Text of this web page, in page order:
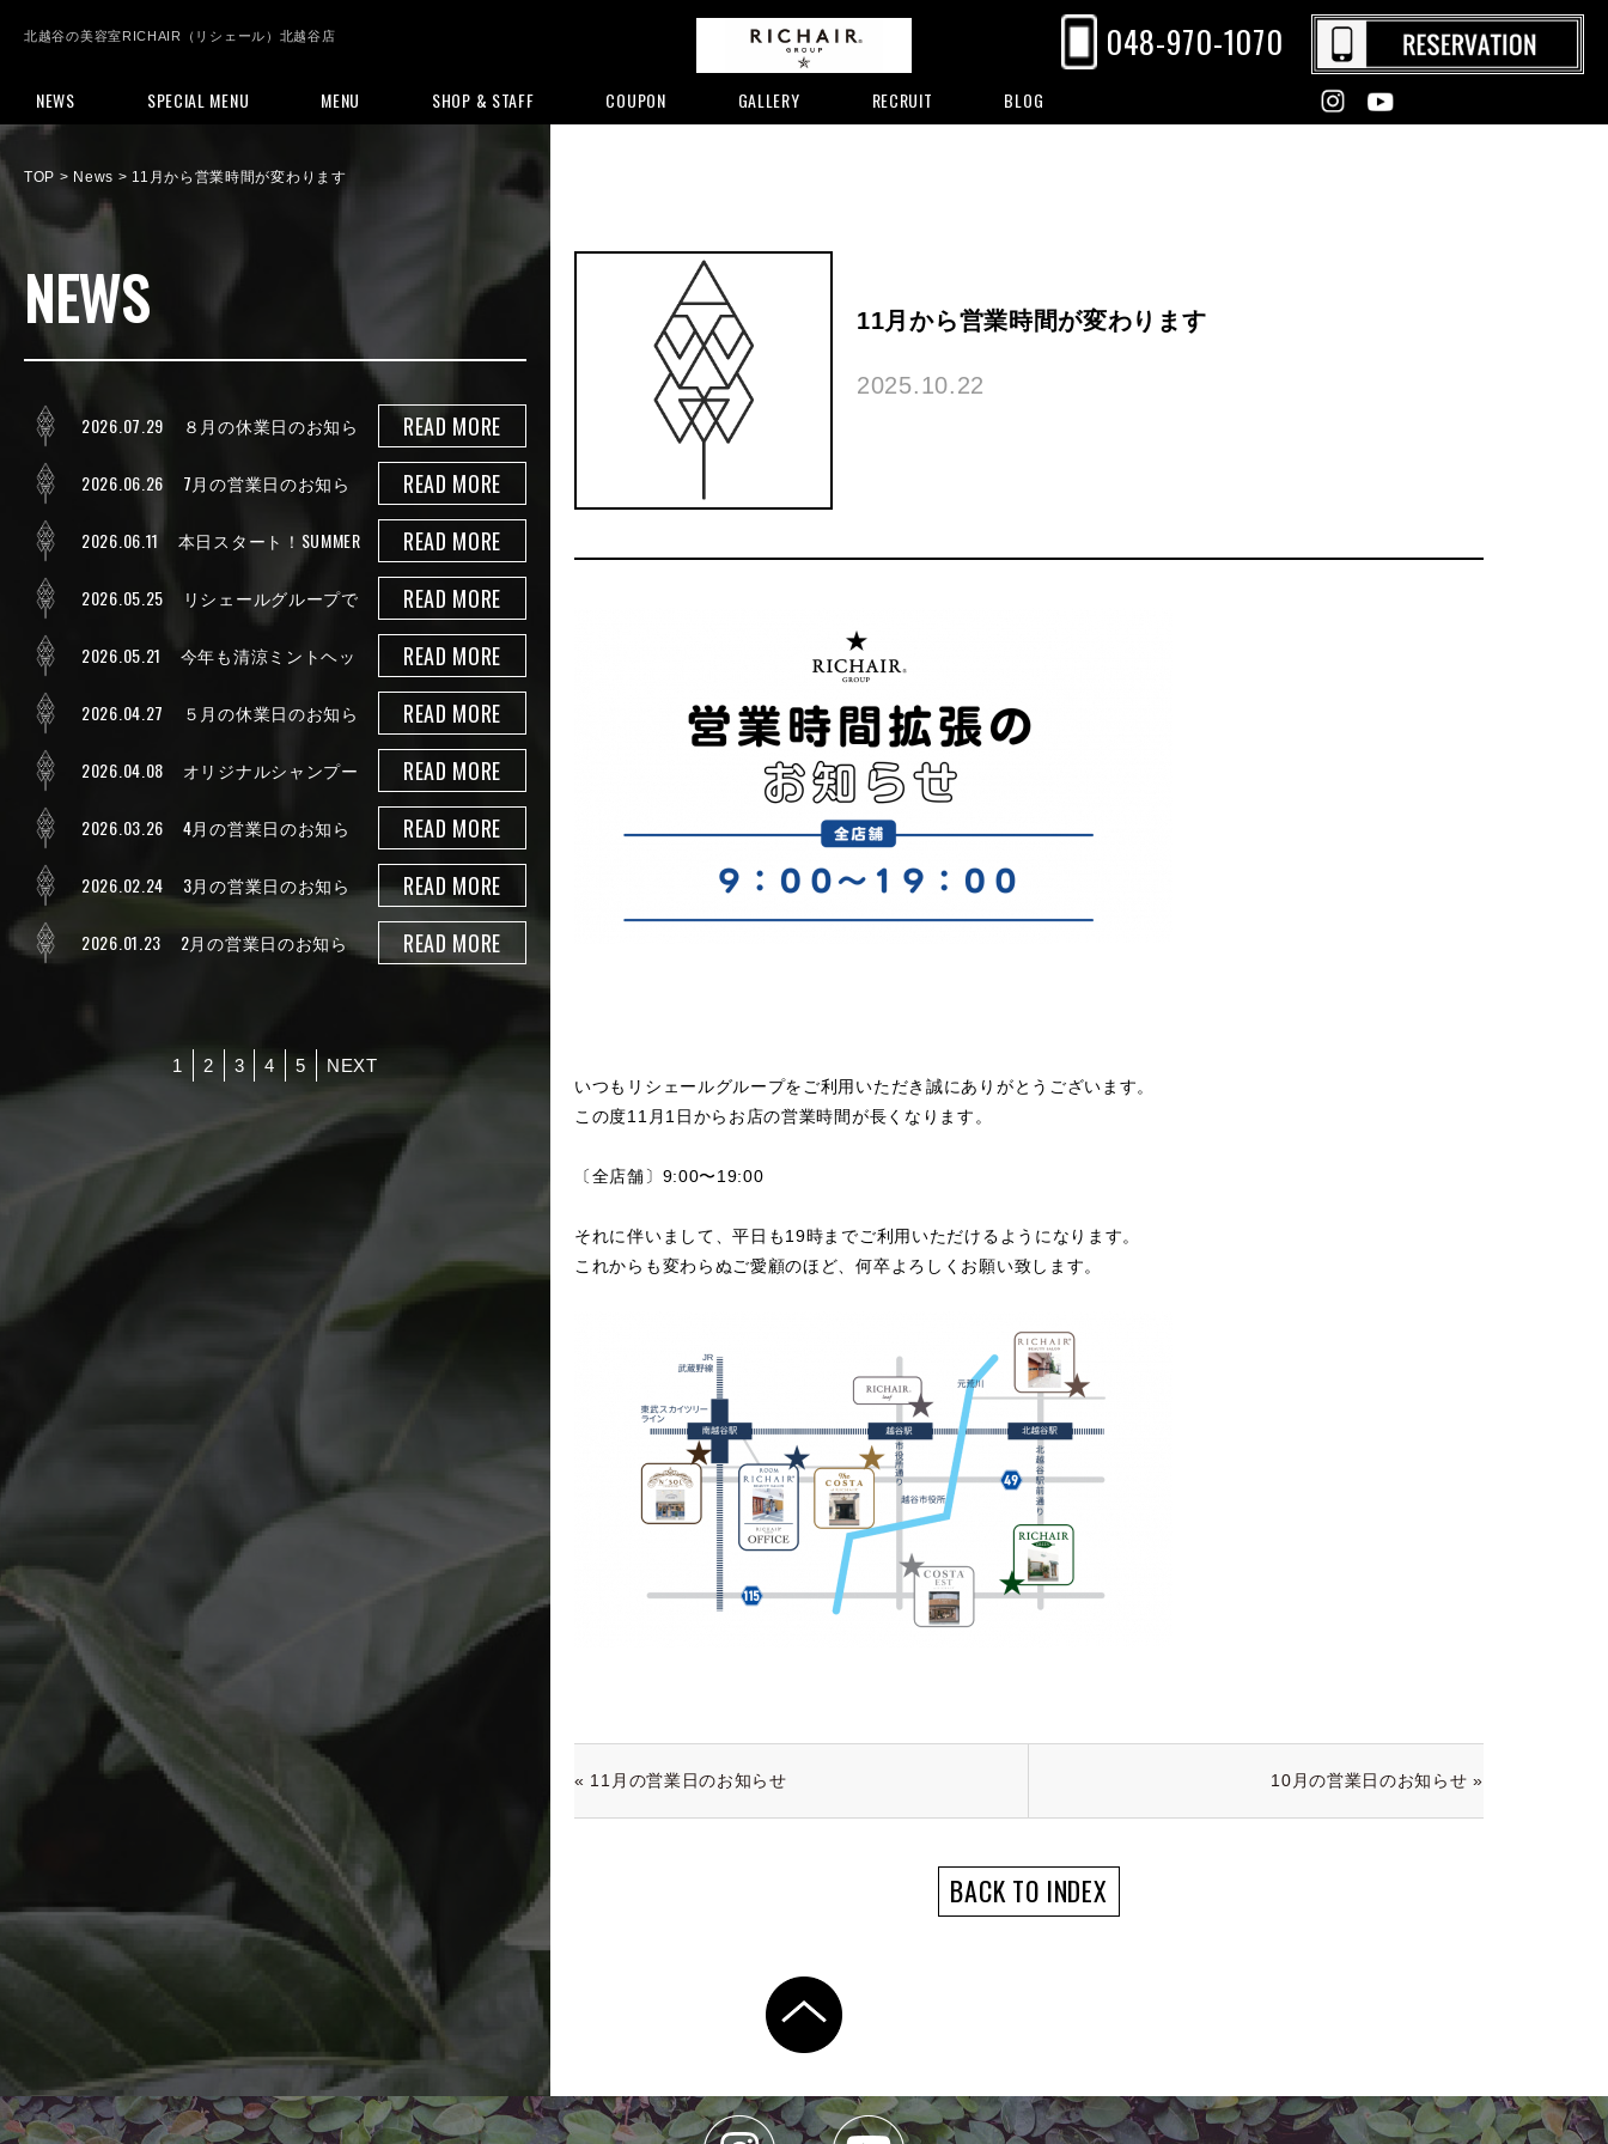
北越谷の美容室RICHAIR（リシェール）北越谷店 048-970-1070
NEWS SPECIAL MENU MENU SHOP & STAFF COUPON GALLERY RECRUIT BLOG
TOP > News > 11月から営業時間が変わります
NEWS
2026.07.29
８月の休業日のお知ら
READ MORE
2026.06.26
7月の営業日のお知ら
READ MORE
2026.06.11
本日スタート！SUMMER
READ MORE
2026.05.25
リシェールグループで
READ MORE
2026.05.21
今年も清涼ミントヘッ
READ MORE
2026.04.27
５月の休業日のお知ら
READ MORE
2026.04.08
オリジナルシャンプー
READ MORE
2026.03.26
4月の営業日のお知ら
READ MORE
2026.02.24
3月の営業日のお知ら
READ MORE
2026.01.23
2月の営業日のお知ら
READ MORE
1 2 3 4 5 NEXT
11月から営業時間が変わります
2025.10.22
いつもリシェールグループをご利用いただき誠にありがとうございます。
この度11月1日からお店の営業時間が長くなります。
〔全店舗〕9:00〜19:00
それに伴いまして、平日も19時までご利用いただけるようになります。
これからも変わらぬご愛顧のほど、何卒よろしくお願い致します。
« 11月の営業日のお知らせ 10月の営業日のお知らせ »
BACK TO INDEX